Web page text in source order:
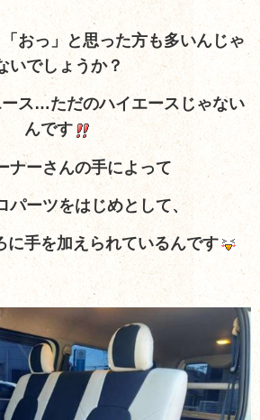
おっ」 と思った方も多いんじゃ
いでしょうか？
ス…ただのハイエースじゃない
んです
ナーさんの手によって
パーツをはじめとして、
に手を加えられているんです